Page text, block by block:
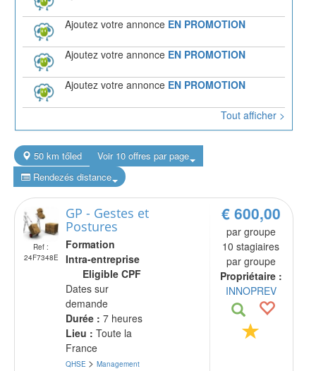
Ajoutez votre annonce EN PROMOTION
Ajoutez votre annonce EN PROMOTION
Ajoutez votre annonce EN PROMOTION
Tout afficher >
50 km tőled
Voir 10 offres par page
Rendezés distance
Ref :
24F7348E
GP - Gestes et
Postures
Formation
Intra-entreprise
Eligible CPF
Dates sur
demande
Durée : 7 heures
Lieu : Toute la
France
QHSE > Management
€ 600,00
par groupe
10 stagiaires
par groupe
Propriétaire :
INNOPREV